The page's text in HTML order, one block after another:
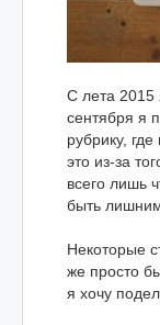
С лета 2015
сентября я
рубрику,
это из-за
всего лишь
быть
Некоторые
же просто
я хочу